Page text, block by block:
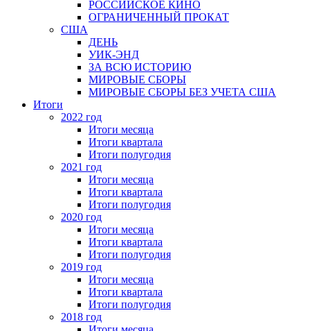
РОССИЙСКОЕ КИНО
ОГРАНИЧЕННЫЙ ПРОКАТ
США
ДЕНЬ
УИК-ЭНД
ЗА ВСЮ ИСТОРИЮ
МИРОВЫЕ СБОРЫ
МИРОВЫЕ СБОРЫ БЕЗ УЧЕТА США
Итоги
2022 год
Итоги месяца
Итоги квартала
Итоги полугодия
2021 год
Итоги месяца
Итоги квартала
Итоги полугодия
2020 год
Итоги месяца
Итоги квартала
Итоги полугодия
2019 год
Итоги месяца
Итоги квартала
Итоги полугодия
2018 год